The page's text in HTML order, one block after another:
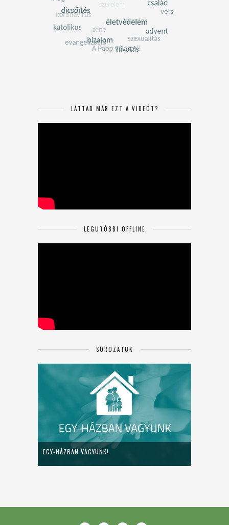
LÁTTAD MÁR EZT A VIDEÓT?
LEGUTÓBBI OFFLINE
SOROZATOK
EGY-HÁZBAN VAGYUNK!